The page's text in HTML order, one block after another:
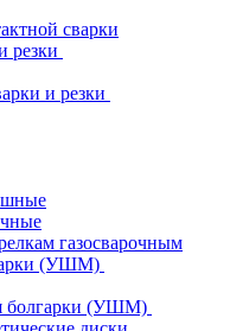
сварки
резки
и резки
газосварочным
(УШМ)
болгарки (УШМ)